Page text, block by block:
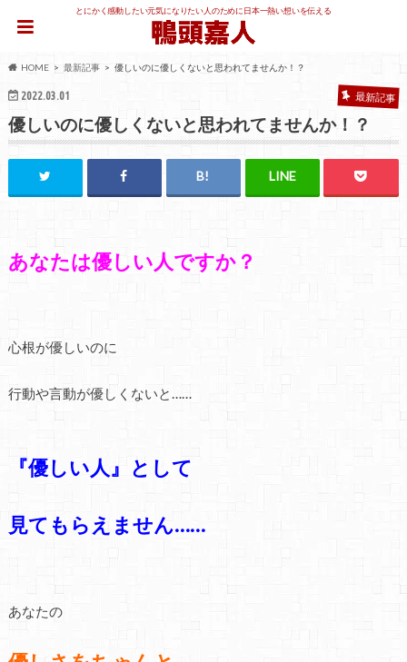
とにかく感動したい元気になりたい人のために日本一熱い想いを伝える
HOME 最新記事 優しいのに優しくないと思われてませんか！？
2022.03.01 最新記事
優しいのに優しくないと思われてませんか！？
あなたは優しい人ですか？
心根が優しいのに
行動や言動が優しくないと……
『優しい人』として
見てもらえません……
あなたの